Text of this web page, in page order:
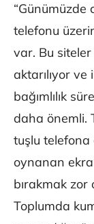
“Günümüzde
telefonu
var. Bu
aktarılıyor ve
bağımlılık
daha önemli.
tuşlu telefona
oynanan
bırakmak zor
Toplumda